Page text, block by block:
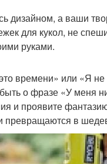
дизайном, а ваши
для кукол, не
руками.
времени» или «Я
о фразе «У меня
и проявите
превращаются в